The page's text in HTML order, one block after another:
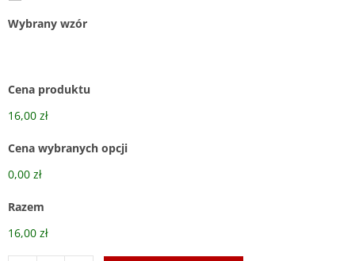
Wybrany wzór
Cena produktu
16,00 zł
Cena wybranych opcji
0,00 zł
Razem
16,00 zł